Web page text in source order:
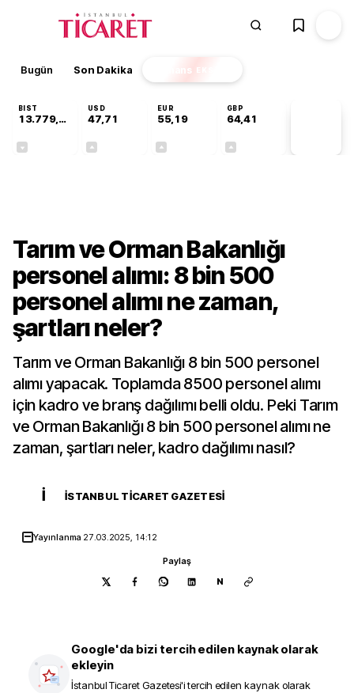
Bugün Son Dakika Finans EKSTRA
BIST
13.779,39
USD
47,71
EUR
55,19
GBP
64,41
Tarım ve Orman Bakanlığı
personel alımı: 8 bin 500
personel alımı ne zaman,
şartları neler?
Tarım ve Orman Bakanlığı 8 bin 500 personel
alımı yapacak. Toplamda 8500 personel alımı
için kadro ve branş dağılımı belli oldu. Peki Tarım
ve Orman Bakanlığı 8 bin 500 personel alımı ne
zaman, şartları neler, kadro dağılımı nasıl?
İ İSTANBUL TICARET GAZETESI
Yayınlanma 27.03.2025, 14:12
Paylaş
N
Google'da bizi tercih edilen kaynak olarak
ekleyin
İstanbul Ticaret Gazetesi'i tercih edilen kaynak olarak